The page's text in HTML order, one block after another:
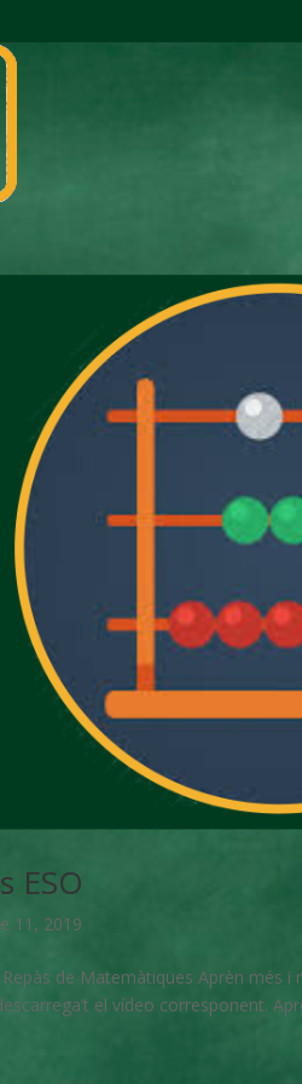
ESO
11, 2019
de Matemàtiques Aprèn
el vídeo corresponent.